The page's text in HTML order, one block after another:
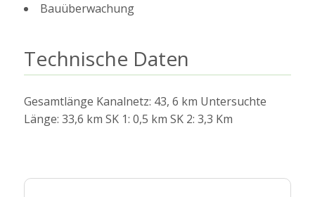
Bauüberwachung
Technische Daten
Gesamtlänge Kanalnetz: 43, 6 km Untersuchte
Länge: 33,6 km SK 1: 0,5 km SK 2: 3,3 Km